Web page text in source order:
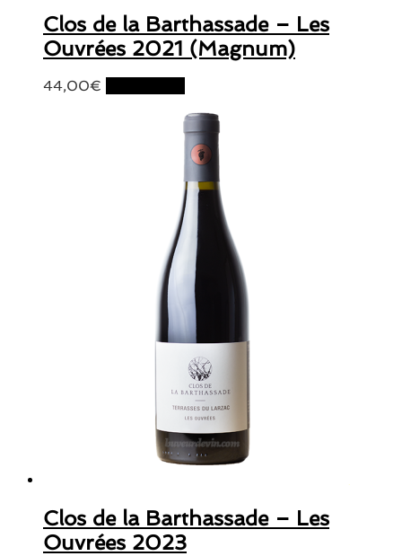
Clos de la Barthassade – Les
Ouvrées 2021 (Magnum)
44,00€
Clos de la Barthassade – Les
Ouvrées 2023